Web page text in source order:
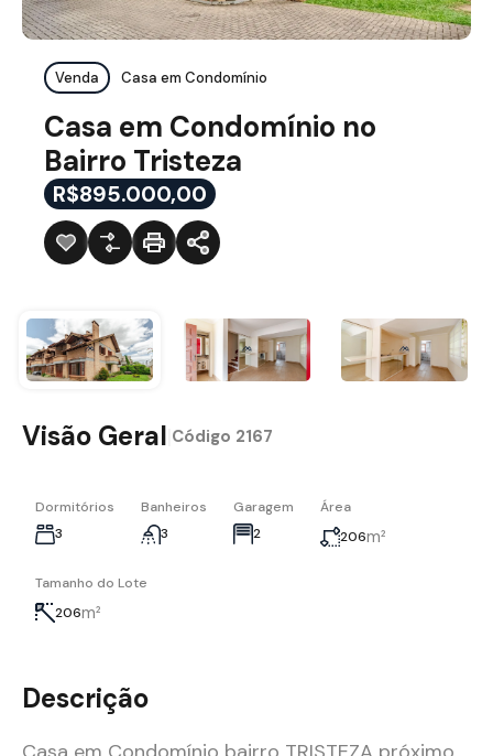
Venda Casa em Condomínio
Casa em Condomínio no
Bairro Tristeza
R$895.000,00
Visão Geral Código 2167
Dormitórios
3
Banheiros
3
Garagem
2
Área
206m²
Tamanho do Lote
206m²
Descrição